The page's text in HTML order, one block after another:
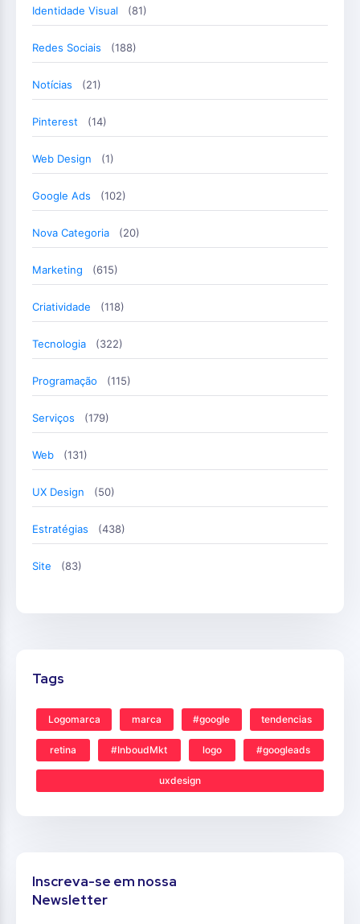
Identidade Visual (81)
Redes Sociais (188)
Notícias (21)
Pinterest (14)
Web Design (1)
Google Ads (102)
Nova Categoria (20)
Marketing (615)
Criatividade (118)
Tecnologia (322)
Programação (115)
Serviços (179)
Web (131)
UX Design (50)
Estratégias (438)
Site (83)
Tags
Logomarca marca #google tendencias
retina #InboudMkt logo #googleads
uxdesign
Inscreva-se em nossa
Newsletter